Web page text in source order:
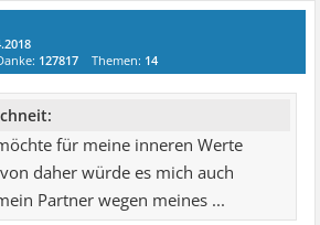
127817 Themen: 14
für meine inneren Werte
daher würde es mich auch
Partner wegen meines ...